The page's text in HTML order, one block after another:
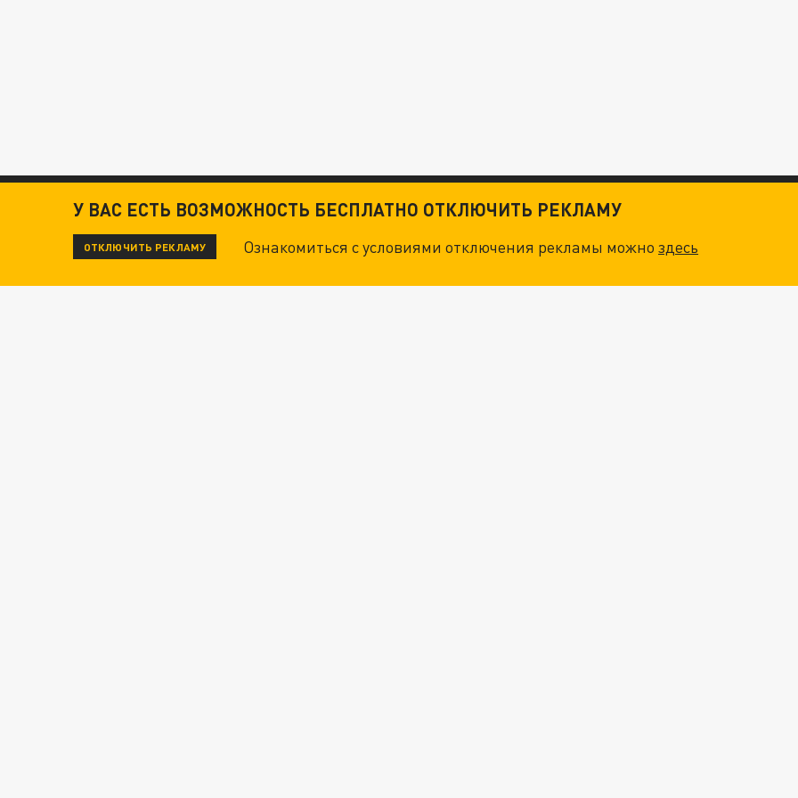
У ВАС ЕСТЬ ВОЗМОЖНОСТЬ БЕСПЛАТНО ОТКЛЮЧИТЬ РЕКЛАМУ
ОТКЛЮЧИТЬ РЕКЛАМУ Ознакомиться с условиями отключения рекламы можноздесь